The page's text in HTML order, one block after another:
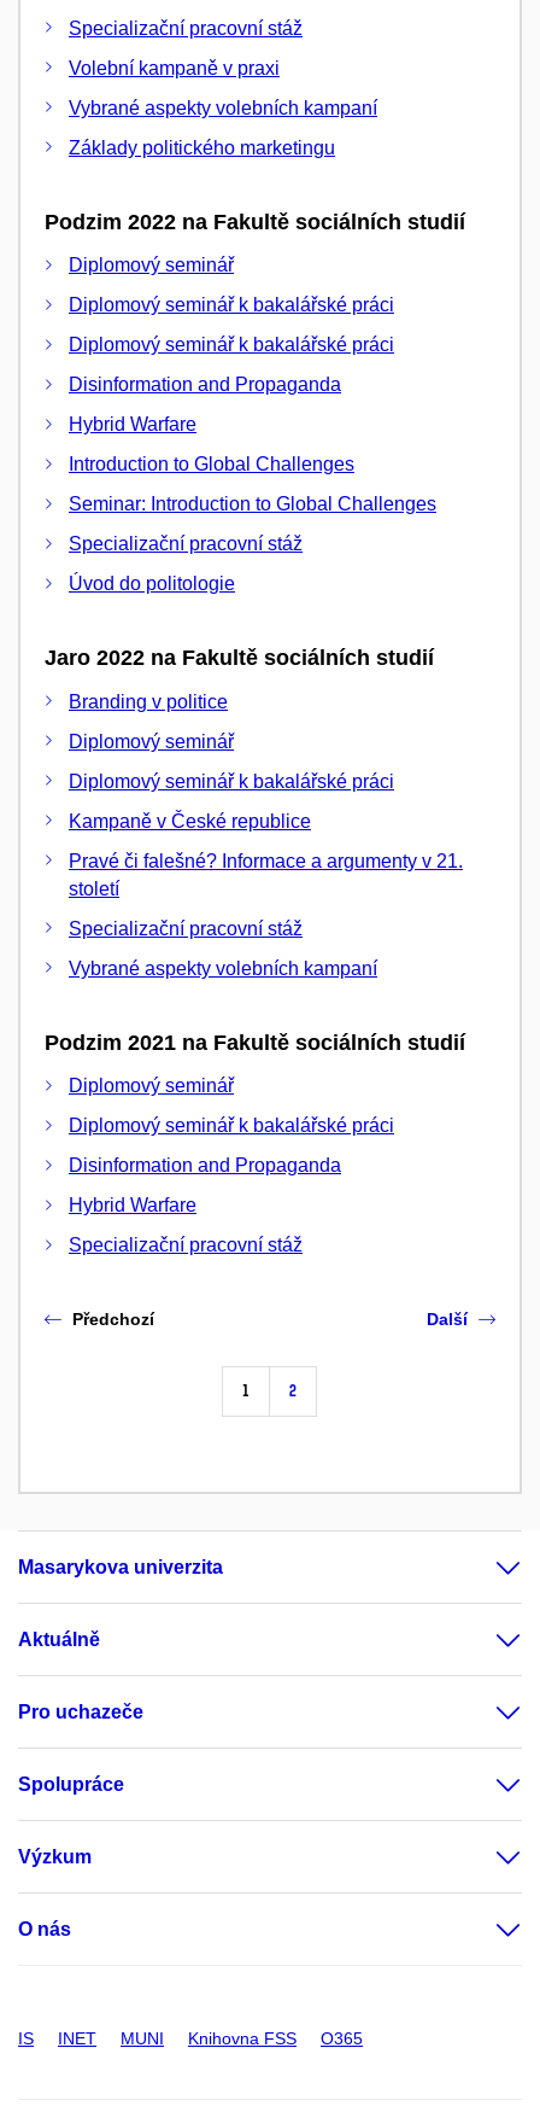
Specializační pracovní stáž
Volební kampaně v praxi
Vybrané aspekty volebních kampaní
Základy politického marketingu
Podzim 2022 na Fakultě sociálních studií
Diplomový seminář
Diplomový seminář k bakalářské práci
Diplomový seminář k bakalářské práci
Disinformation and Propaganda
Hybrid Warfare
Introduction to Global Challenges
Seminar: Introduction to Global Challenges
Specializační pracovní stáž
Úvod do politologie
Jaro 2022 na Fakultě sociálních studií
Branding v politice
Diplomový seminář
Diplomový seminář k bakalářské práci
Kampaně v České republice
Pravé či falešné? Informace a argumenty v 21.
století
Specializační pracovní stáž
Vybrané aspekty volebních kampaní
Podzim 2021 na Fakultě sociálních studií
Diplomový seminář
Diplomový seminář k bakalářské práci
Disinformation and Propaganda
Hybrid Warfare
Specializační pracovní stáž
Předchozí
1 2
Další
Masarykova univerzita
Aktuálně
Pro uchazeče
Spolupráce
Výzkum
O nás
IS INET MUNI Knihovna FSS O365